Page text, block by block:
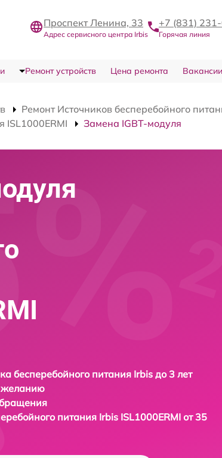
Проспект Ленина, 33
Адрес сервисного центра Irbis
+7 (831)
Горячая линия
Ремонт устройств Цена ремонта Вакансии
Ремонт Источников бесперебойного
ISL1000ERMI
Замена IGBT-модуля
бесперебойного питания Irbis до 3 лет
желанию
питания Irbis ISL1000ERMI от 35